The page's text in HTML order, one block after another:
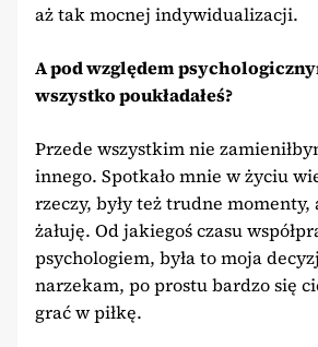
aż tak mocnej indywidualizacji.
A pod względem
wszystko poukładałeś?
Przede wszystkim nie
innego. Spotkało mnie w życiu
rzeczy, były też trudne momenty,
żałuję. Od jakiegoś czasu
psychologiem, była to moja
narzekam, po prostu bardzo się
grać w piłkę.